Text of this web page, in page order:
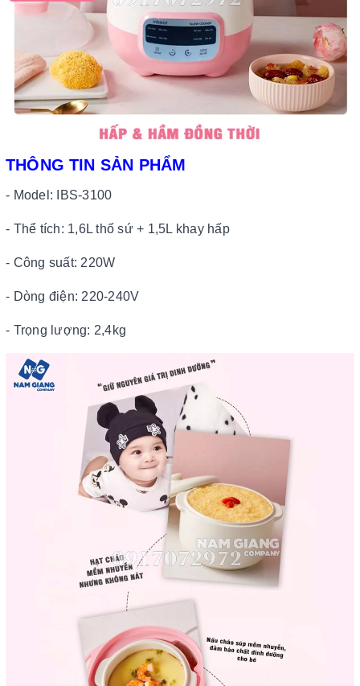
THÔNG TIN SẢN PHẨM
- Model: IBS-3100
- Thể tích: 1,6L thố sứ + 1,5L khay hấp
- Công suất: 220W
- Dòng điện: 220-240V
- Trọng lượng: 2,4kg